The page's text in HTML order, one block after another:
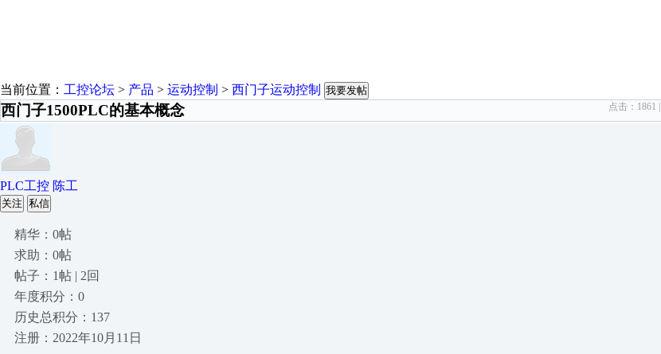
当前位置： 工控论坛 > 产品 > 运动控制 > 西门子运动控制 我要发帖
西门子1500PLC的基本概念 点击： 1861
PLC工控 陈工
关注 私信
精华：0帖
求助：0帖
帖子：1帖 | 2回
年度积分：0
历史总积分：137
注册：2022年10月11日